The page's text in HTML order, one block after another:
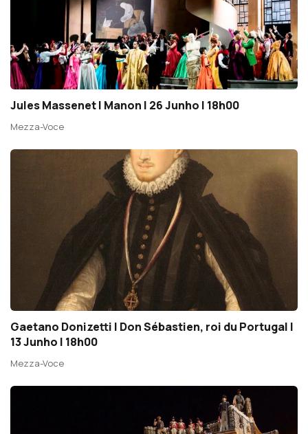
Jules Massenet | Manon | 26 Junho | 18h00
Mezza-Voce
Gaetano Donizetti | Don Sébastien, roi du Portugal |
13 Junho | 18h00
Mezza-Voce